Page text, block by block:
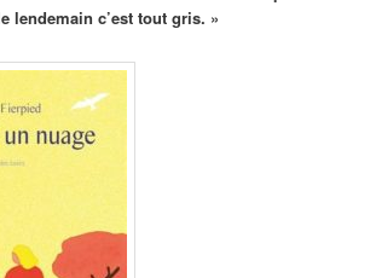
lendemain c’est tout gris. »